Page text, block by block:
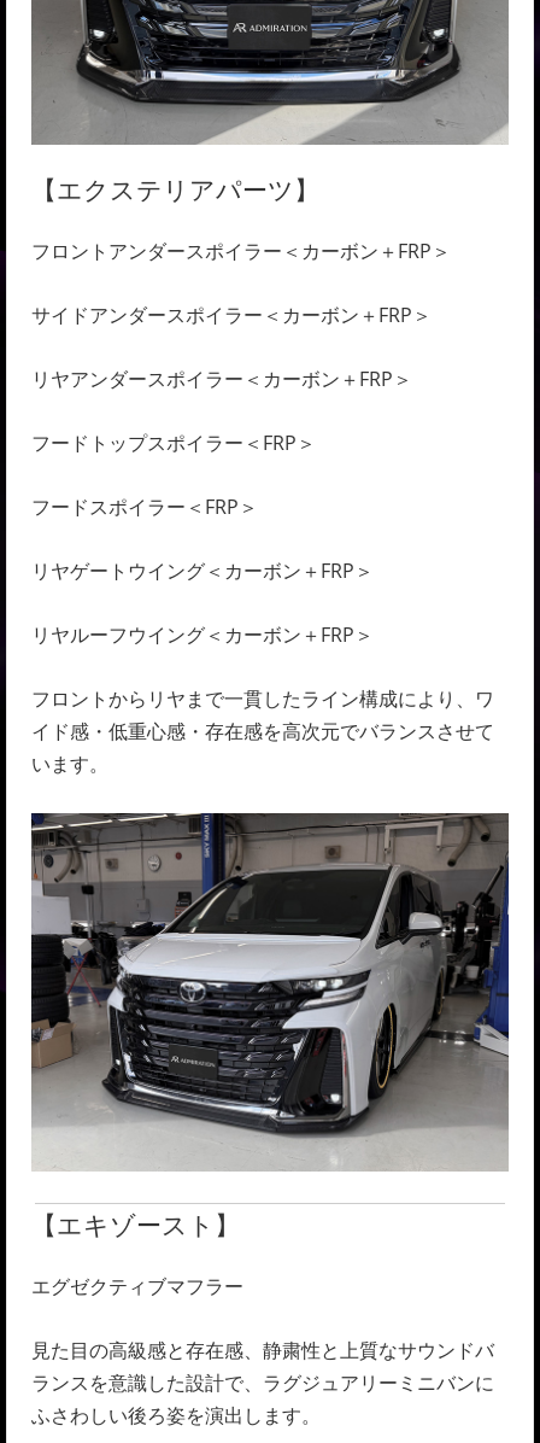
【エクステリアパーツ】
フロントアンダースポイラー＜ カーボン＋FRP ＞
サイドアンダースポイラー＜ カーボン＋FRP ＞
リヤアンダースポイラー＜ カーボン＋FRP ＞
フードトップスポイラー＜ FRP ＞
フードスポイラー＜ FRP ＞
リヤゲートウイング＜ カーボン＋FRP ＞
リヤルーフウイング＜ カーボン＋FRP ＞
フロントからリヤまで一貫したライン構成により、ワ
イド感・低重心感・存在感を高次元でバランスさせて
います。
【エキゾースト】
エグゼクティブマフラー
見た目の高級感と存在感、静粛性と上質なサウンドバ
ランスを意識した設計で、ラグジュアリーミニバンに
ふさわしい後ろ姿を演出します。